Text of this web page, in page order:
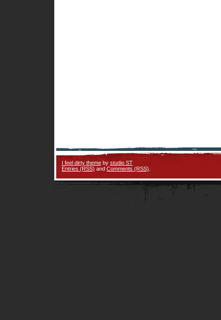
I feel dirty theme by studio ST
Entries (RSS) and Comments (RSS)